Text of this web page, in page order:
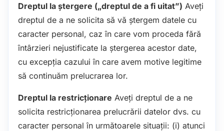
Dreptul la ștergere („dreptul de a fi uitat”) Aveți
dreptul de a ne solicita să vă ștergem datele cu
caracter personal, caz în care vom proceda fără
întârzieri nejustificate la ștergerea acestor date,
cu excepția cazului în care avem motive legitime
să continuăm prelucrarea lor.
Dreptul la restricţionare Aveți dreptul de a ne
solicita restricționarea prelucrării datelor dvs. cu
caracter personal în următoarele situații: (i) atunci